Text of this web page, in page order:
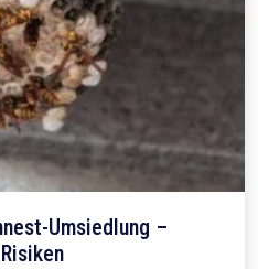
Umsiedlung –